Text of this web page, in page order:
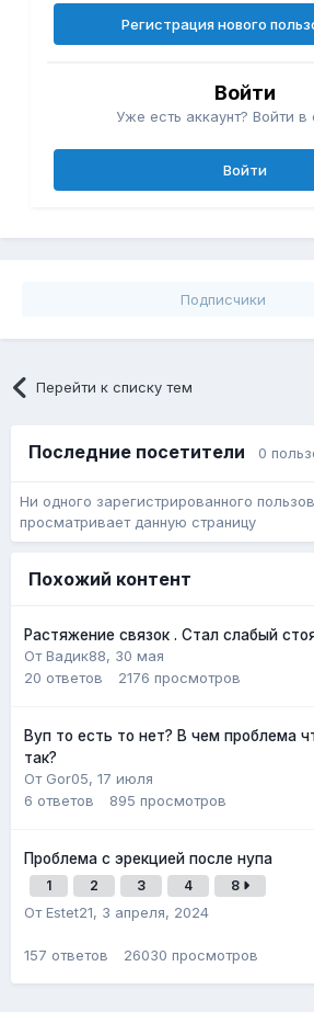
Регистрация нового
Войти
Уже есть аккаунт? Войти в
Войти
Подписчики
Перейти к списку тем
Последние посетители 0
Ни одного зарегистрированного
просматривает данную страницу
Похожий контент
Растяжение связок . Стал слабый
От Вадик88, 30 мая
20 ответов 2176 просмотров
Вуп то есть то нет? В чем проблема
так?
От Gor05, 17 июля
6 ответов 895 просмотров
Проблема с эрекцией после нупа
1 2 3 4 8
От Estet21, 3 апреля, 2024
157 ответов 26030 просмотров